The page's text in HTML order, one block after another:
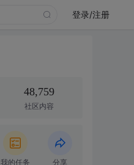
登录/注册
48,759
社区内容
我的任务 分享